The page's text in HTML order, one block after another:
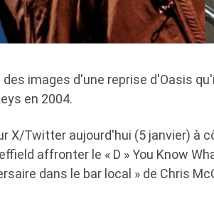
images d'une reprise d'Oasis
en 2004.
X/Twitter aujourd'hui (5 janvier) à
affronter le « D » You Know
dans le bar local » de Chris